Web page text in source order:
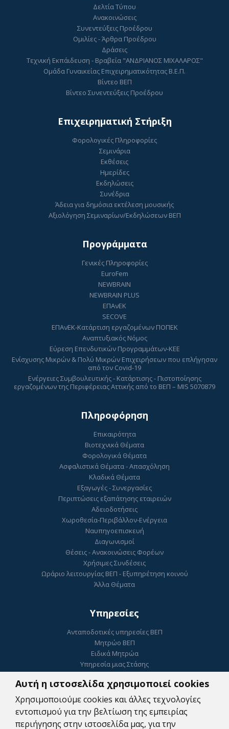
Αυτή η ιστοσελίδα χρησιμοποιεί cookies
Χρησιμοποιούμε cookies και άλλες τεχνολογίες
εντοπισμού για την βελτίωση της εμπειρίας
περιήγησης στην ιστοσελίδα μας, για την
Δελτία Τύπου
Ανακοινώσεις
Συνεντεύξεις Προέδρου
Ομιλίες - Άρθρα Προέδρου
Δράσεις
Τεχνική Εκπάιδευση - Βραβεία "ΑΝΔΡΙΑΝΟΣ ΜΙΧΑΛΑΡΟΣ"
Ομάδα Γυναικείας Επιχειρηματικότητας Β.Ε.Π.
Βίντεο ΒΕΠ
Βίντεο Συνεντεύξεις Προέδρου
Επιχειρηματική Στήριξη
Φορολογικές Πληροφορίες
Σεμινάρια
Εκθέσεις
Ημερίδες
Εκδηλώσεις
Συνέδρια
Άδεια για δημόσια εκτέλεση μουσικής
Αξιολόγηση Σεμιναρίων/Εκδηλώσεων ΒΕΠ
Προγράμματα
Γενικές Πληροφορίες
EuroFem
NEWBRAIN
NEWBRAIN PLUS
ΕΠΑνΕΚ
SECOVE
ΕΠΑνΕΚ-Κατάρτιση εργαζομένων ΠΟΠΕΚ
Αναπτυξιακός Νόμος
Εύρεση Επενδυτικών Προγραμμάτων-ΚΕΕ
Ενίσχυσης Μικρών & Πολύ Μικρών Επιχειρήσεων που επλήγησαν
από τον Covid-19
Ενέργειες Συμβουλευτικής - Κατάρτισης - Πιστοποίησης
εργαζομένων της Περιφέρειας Αττικής από το ΒΕΠ – MIS 5070879
Πληροφόρηση
Επικαιρότητα
Βιοτεχνικά Θέματα
Φορολογικά Θέματα
Ασφαλιστικά Θέματα - Απασχόληση
Κλαδικά Θέματα
Εξαγωγές - Συνεργασίες
Περιπτώσεις εξαπάτησης εταιρειών
Αδειοδοτήσεις
Χωροθεσία-Περιβάλλον-Ενέργεια
Ναυπηγοεπισκευή
Διαγωνισμοί
Θέσεις - Ανακοινώσεις Φορέων
Χρήσιμες Συνδέσεις
Ωράριο λειτουργίας ΒΕΠ - Εξυπηρέτηση κοινού
Άλλα Θέματα
Υπηρεσίες
Ανταποδοτικές υπηρεσίες ΒΕΠ
Μητρώο ΒΕΠ
Ειδικά Μητρώα
Υπηρεσία μιας Στάσης
Ηλεκτρονικό Επιμελητήριο
ΓΕΜΗ
Ψηφιακή Υπογραφή
Κατοχύρωση Εμπορικού Σήματος
Συμβουλευτικές Υπηρεσίες